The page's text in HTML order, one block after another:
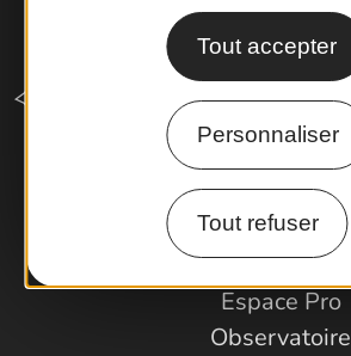
Tout accepter
Personnaliser
Tout refuser
Comment venir ?
Espace Pro
Observatoire